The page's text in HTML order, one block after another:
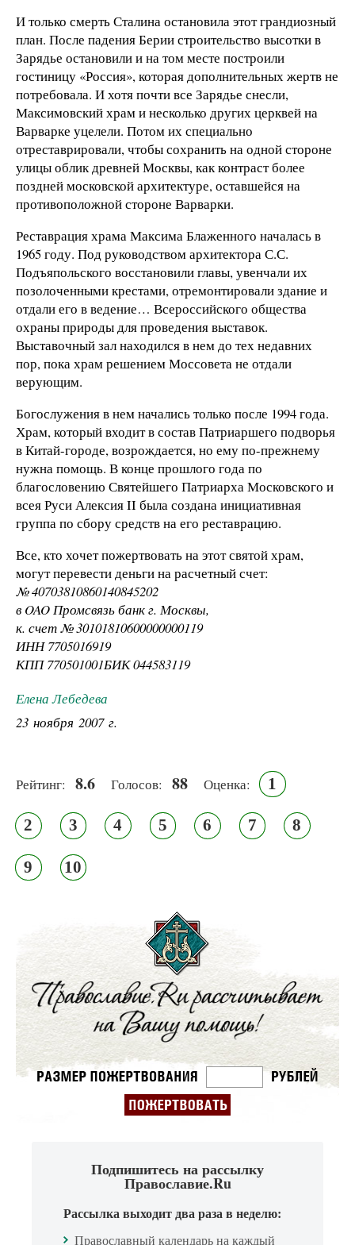
И только смерть Сталина остановила этот грандиозный
план. После падения Берии строительство высотки в
Зарядье остановили и на том месте построили
гостиницу «Россия», которая дополнительных жертв не
потребовала. И хотя почти все Зарядье снесли,
Максимовский храм и несколько других церквей на
Варварке уцелели. Потом их специально
отреставрировали, чтобы сохранить на одной стороне
улицы облик древней Москвы, как контраст более
поздней московской архитектуре, оставшейся на
противоположной стороне Варварки.
Реставрация храма Максима Блаженного началась в
1965 году. Под руководством архитектора С.С.
Подъяпольского восстановили главы, увенчали их
позолоченными крестами, отремонтировали здание и
отдали его в ведение… Всероссийского общества
охраны природы для проведения выставок.
Выставочный зал находился в нем до тех недавних
пор, пока храм решением Моссовета не отдали
верующим.
Богослужения в нем начались только после 1994 года.
Храм, который входит в состав Патриаршего подворья
в Китай-городе, возрождается, но ему по-прежнему
нужна помощь. В конце прошлого года по
благословению Святейшего Патриарха Московского и
всея Руси Алексия II была создана инициативная
группа по сбору средств на его реставрацию.
Все, кто хочет пожертвовать на этот святой храм,
могут перевести деньги на расчетный счет:
№ 40703810860140845202
в OAO Промсвязь банк г. Москвы,
к. счет № 30101810600000000119
ИНН 7705016919
КПП 770501001БИК 044583119
Елена Лебедева
23 ноября 2007 г.
Рейтинг: 8.6 Голосов: 88 Оценка: 1
2 3 4 5 6 7 8
9 10
Подпишитесь на рассылку
Православие.Ru
Рассылка выходит два раза в неделю:
Православный календарь на каждый